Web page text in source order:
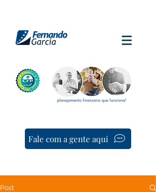
Fale com a gente aqui
Post